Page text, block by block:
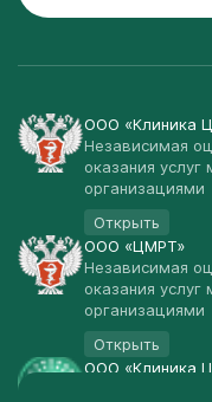
ООО «Клиника
Независимая
оказания
организациями
Открыть
ООО «ЦМРТ»
Независимая
оказания
организациями
Открыть
ООО «Клиника